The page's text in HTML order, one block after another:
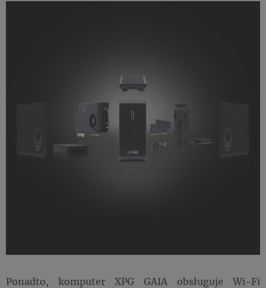
Ponadto, komputer XPG GAIA obsługuje Wi-Fi